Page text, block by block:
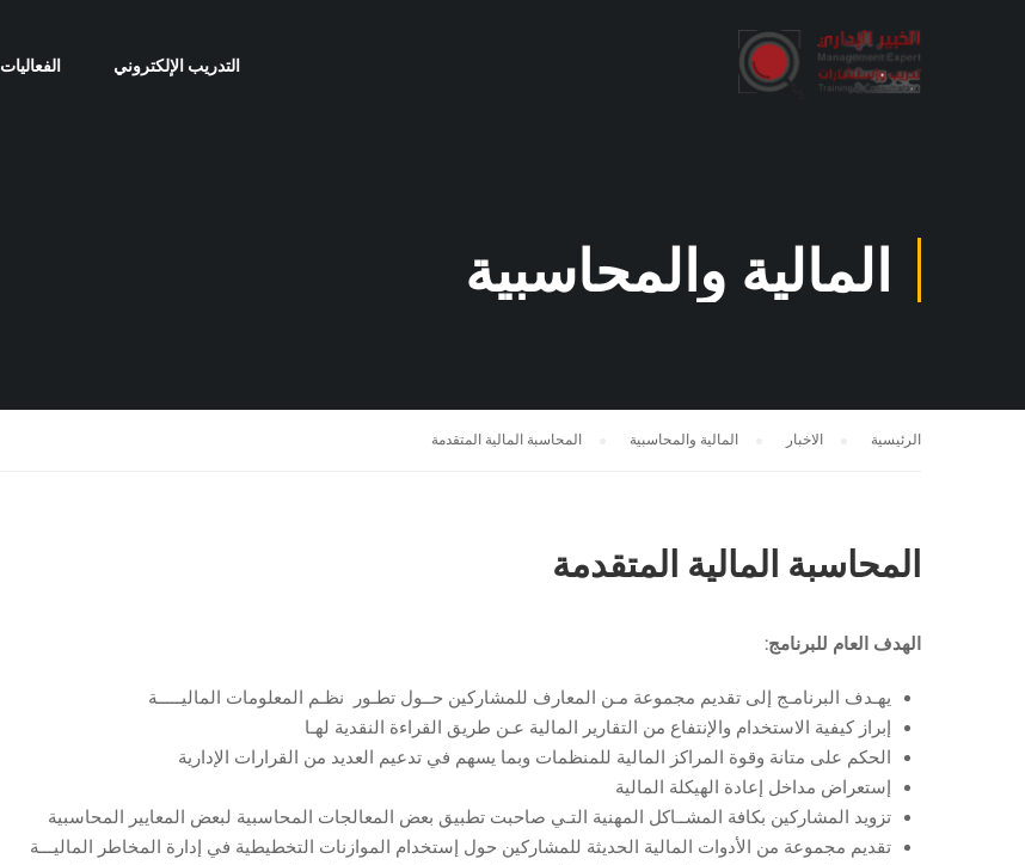
التدريب الإلكتروني الفعاليات
المالية والمحاسبية
الرئيسية الاخبار المالية والمحاسبية المحاسبة المالية المتقدمة
المحاسبة المالية المتقدمة
الهدف العام للبرنامج:
يهـدف البرنامـج إلى تقديم مجموعة مـن المعارف للمشاركين حــول تطـور نظـم المعلومات الماليـــــة
إبراز كيفية الاستخدام والإنتفاع من التقارير المالية عـن طريق القراءة النقدية لهـا
الحكم على متانة وقوة المراكز المالية للمنظمات وبما يسهم في تدعيم العديد من القرارات الإدارية
إستعراض مداخل إعادة الهيكلة المالية
تزويد المشاركين بكافة المشــاكل المهنية التـي صاحبت تطبيق بعض المعالجات المحاسبية لبعض المعايير المحاسبية
تقديم مجموعة من الأدوات المالية الحديثة للمشاركين حول إستخدام الموازنات التخطيطية في إدارة المخاطر الماليـــة